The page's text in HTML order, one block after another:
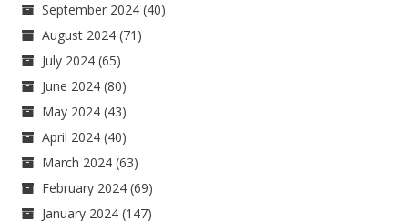
September 2024 (40)
August 2024 (71)
July 2024 (65)
June 2024 (80)
May 2024 (43)
April 2024 (40)
March 2024 (63)
February 2024 (69)
January 2024 (147)